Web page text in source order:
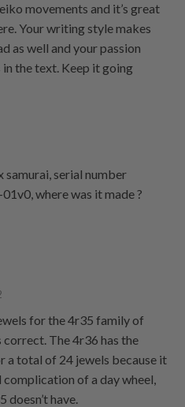
movements and it’s great
Your writing style makes
as well and your passion
in the text. Keep it going
samurai, serial number
where was it made ?
for the 4r35 family of
correct. The 4r36 has the
a total of 24 jewels because it
complication of a day wheel,
doesn’t have.